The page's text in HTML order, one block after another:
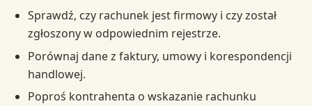
Sprawdź, czy rachunek jest firmowy i czy został
zgłoszony w odpowiednim rejestrze.
Porównaj dane z faktury, umowy i korespondencji
handlowej.
Poproś kontrahenta o wskazanie rachunku